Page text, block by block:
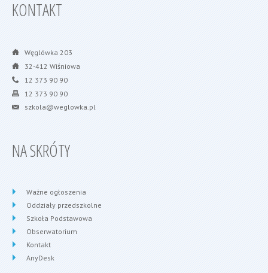
KONTAKT
Węglówka 203
32-412 Wiśniowa
12 373 90 90
12 373 90 90
szkola@weglowka.pl
NA SKRÓTY
Ważne ogłoszenia
Oddziały przedszkolne
Szkoła Podstawowa
Obserwatorium
Kontakt
AnyDesk